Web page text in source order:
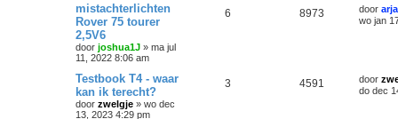
mistachterlichten
Rover 75 tourer
2,5V6
door joshua1J » ma jul
11, 2022 8:06 am
6 8973 door
wo jan
Testbook T4 - waar
kan ik terecht?
door zwelgje » wo dec
13, 2023 4:29 pm
3 4591 door
do dec